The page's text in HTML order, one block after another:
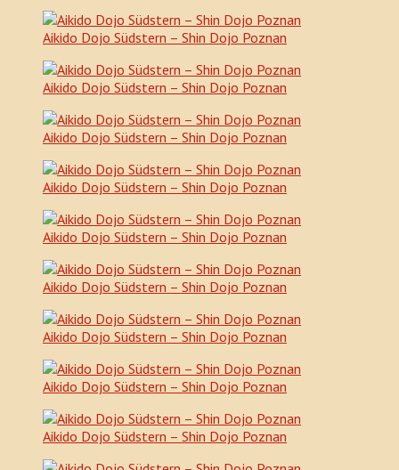
Aikido Dojo Südstern – Shin Dojo Poznan
Aikido Dojo Südstern – Shin Dojo Poznan
Aikido Dojo Südstern – Shin Dojo Poznan
Aikido Dojo Südstern – Shin Dojo Poznan
Aikido Dojo Südstern – Shin Dojo Poznan
Aikido Dojo Südstern – Shin Dojo Poznan
Aikido Dojo Südstern – Shin Dojo Poznan
Aikido Dojo Südstern – Shin Dojo Poznan
Aikido Dojo Südstern – Shin Dojo Poznan